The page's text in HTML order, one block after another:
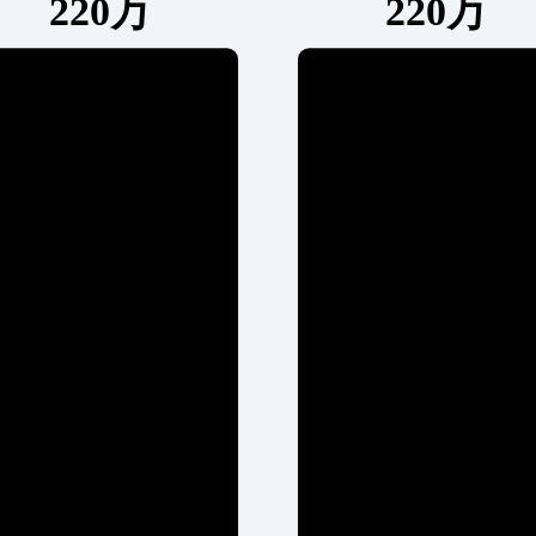
220万 220万